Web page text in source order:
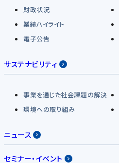
財政状況
業績ハイライト
電子公告
サステナビリティ
事業を通じた社会課題の解決
環境への取り組み
ニュース
セミナー・イベント